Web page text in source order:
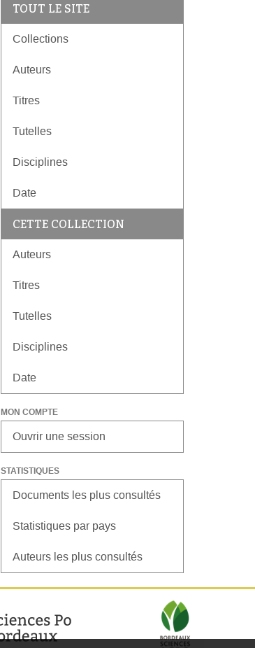
TOUT LE SITE
Collections
Auteurs
Titres
Tutelles
Disciplines
Date
CETTE COLLECTION
Auteurs
Titres
Tutelles
Disciplines
Date
MON COMPTE
Ouvrir une session
STATISTIQUES
Documents les plus consultés
Statistiques par pays
Auteurs les plus consultés